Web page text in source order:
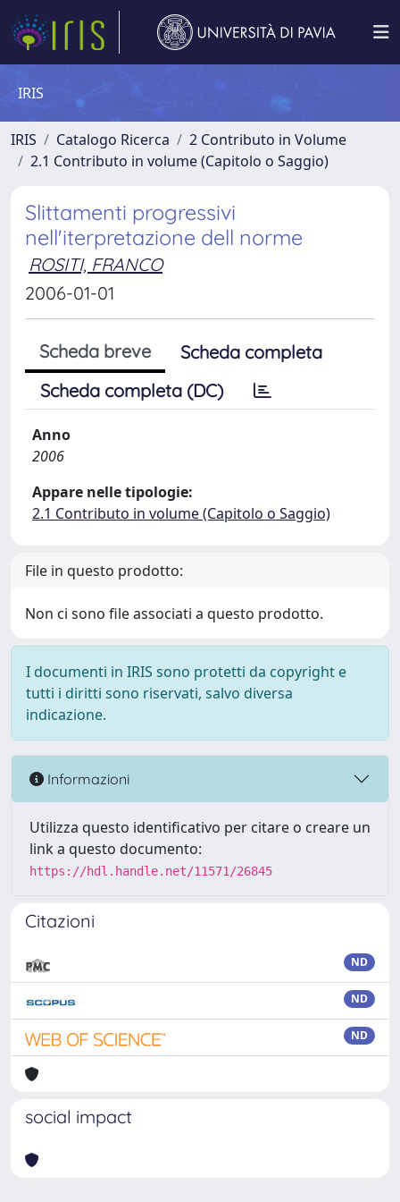
IRIS
IRIS Catalogo Ricerca
2 Contributo in Volume
2.1 Contributo in volume (Capitolo o Saggio)
Slittamenti progressivi
nell'iterpretazione dell norme
ROSITI, FRANCO
2006-01-01
Scheda breve
Scheda completa
Scheda completa (DC)
Anno
2006
Appare nelle tipologie:
2.1 Contributo in volume (Capitolo o Saggio)
File in questo prodotto:
Non ci sono file associati a questo prodotto.
I documenti in IRIS sono protetti da copyright e
tutti i diritti sono riservati, salvo diversa
indicazione.
Informazioni
Utilizza questo identificativo per citare o creare un
link a questo documento:
https://hdl.handle.net/11571/26845
Citazioni
ND
ND
ND
social impact